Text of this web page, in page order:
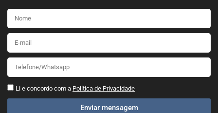
Li e concordo com a Política de Privacidade
Enviar mensagem